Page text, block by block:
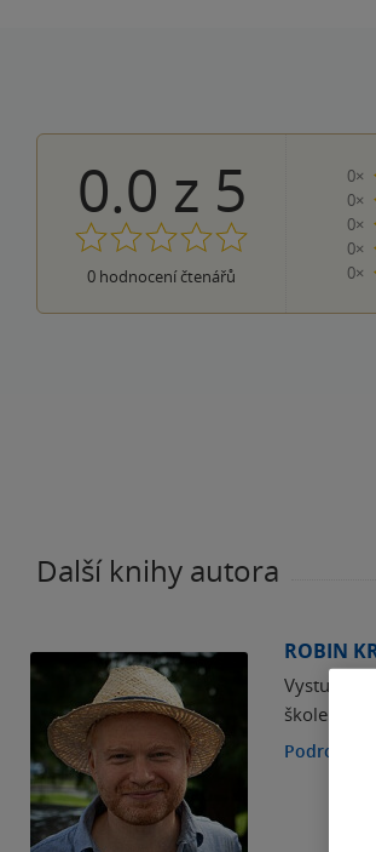
0.0 z 5
0 hodnocení čtenářů
0×
0×
0×
0×
0×
Další knihy autora
ROBIN
škole při
Podrobnosti